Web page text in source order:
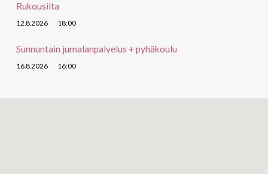
Rukousilta
12.8.2026 18:00
Sunnuntain jumalanpalvelus + pyhäkoulu
16.8.2026 16:00